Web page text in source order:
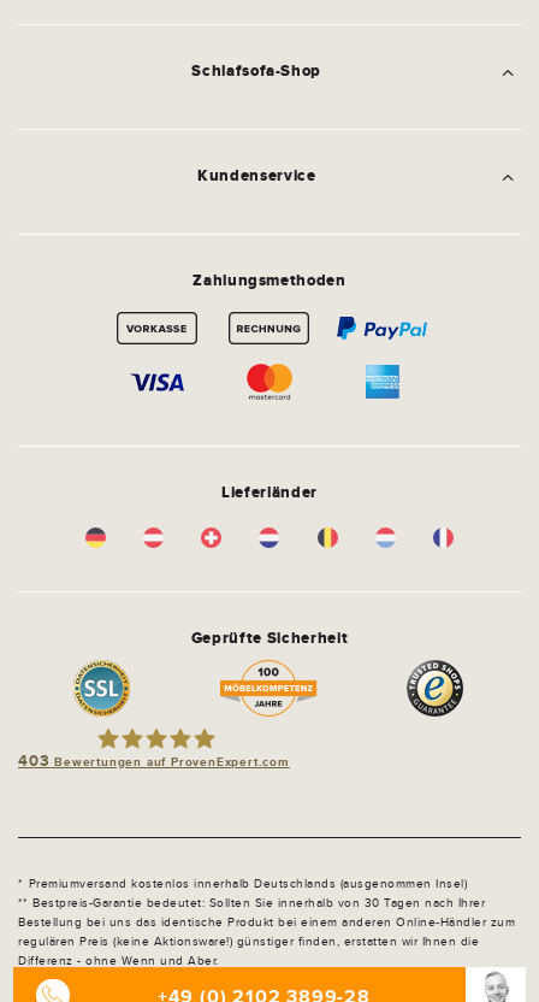
Schlafsofa-Shop
Kundenservice
Zahlungsmethoden
Lieferländer
Geprüfte Sicherheit
403 Bewertungen auf ProvenExpert.com
Premiumversand kostenlos innerhalb Deutschlands (ausgenommen Insel)
Bestpreis-Garantie bedeutet: Sollten Sie innerhalb von 30 Tagen nach Ihrer
Bestellung bei uns das identische Produkt bei einem anderen Online-Händler zum
regulären Preis (keine Aktionsware!) günstiger finden, erstatten wir Ihnen die
Differenz - ohne Wenn und Aber.